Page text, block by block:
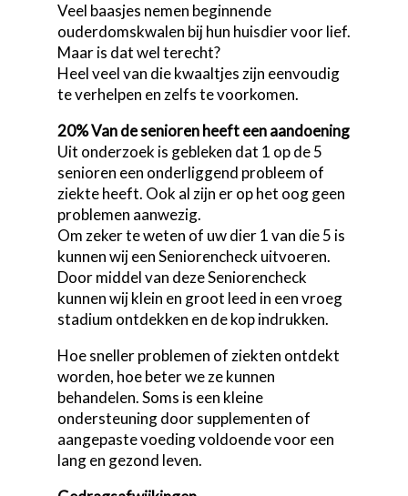
Veel baasjes nemen beginnende
ouderdomskwalen bij hun huisdier voor lief.
Maar is dat wel terecht?
Heel veel van die kwaaltjes zijn eenvoudig
te verhelpen en zelfs te voorkomen.
20% Van de senioren heeft een aandoening
Uit onderzoek is gebleken dat 1 op de 5
senioren een onderliggend probleem of
ziekte heeft. Ook al zijn er op het oog geen
problemen aanwezig.
Om zeker te weten of uw dier 1 van die 5 is
kunnen wij een Seniorencheck uitvoeren.
Door middel van deze Seniorencheck
kunnen wij klein en groot leed in een vroeg
stadium ontdekken en de kop indrukken.
Hoe sneller problemen of ziekten ontdekt
worden, hoe beter we ze kunnen
behandelen. Soms is een kleine
ondersteuning door supplementen of
aangepaste voeding voldoende voor een
lang en gezond leven.